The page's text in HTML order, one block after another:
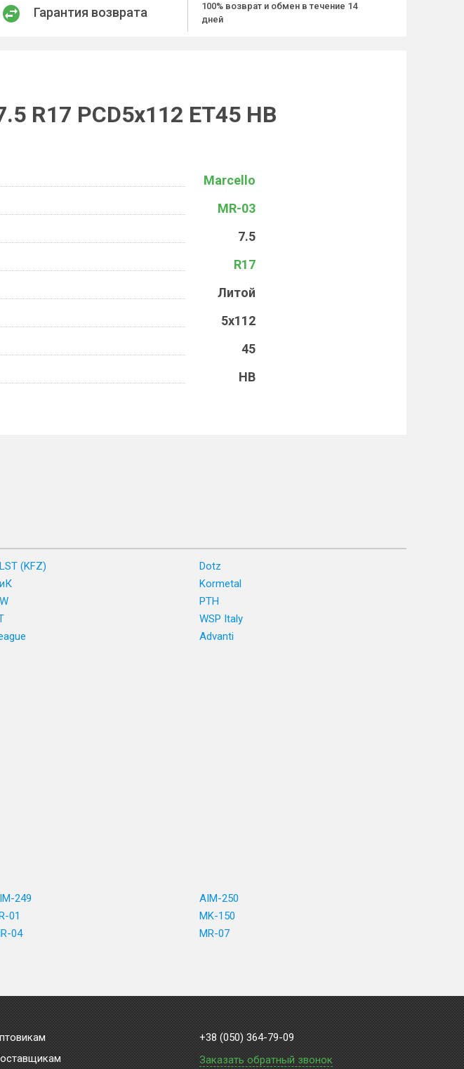
Гарантия возврата
100% возврат и обмен в течение 14
дней
R17 PCD5x112 ET45 HB
Marcello
MR-03
7.5
R17
Литой
5x112
45
HB
(KFZ)
Dotz
Kormetal
PTH
WSP Italy
Advanti
249
AIM-250
01
MK-150
04 MR-07
+38 (050) 364-79-09
Заказать обратный звонок